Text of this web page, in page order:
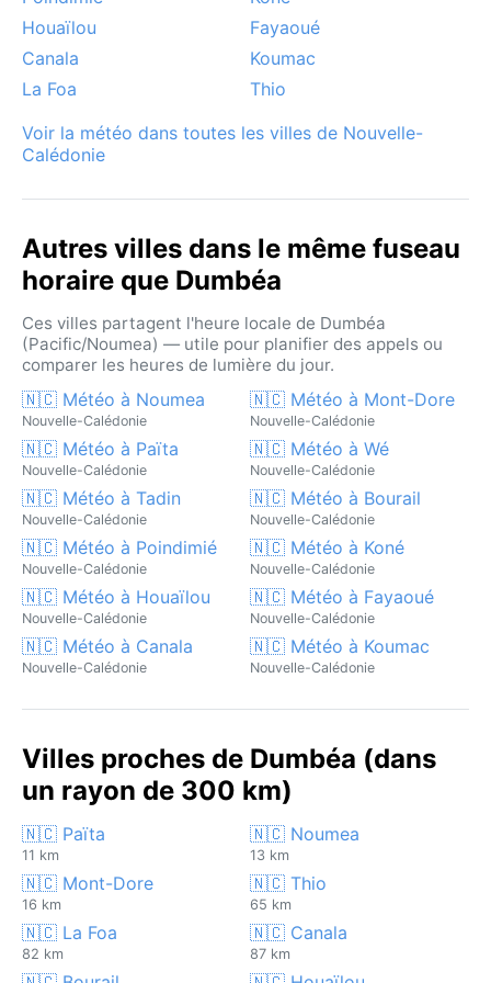
soudains. Hors ces épisodes, le climat reste stable.
Pour les curieux de météo, Dumbéa offre un bel
la caresse des alizés.
Houaïlou
Fayaoué
Canala
Koumac
La Foa
Thio
Voir la météo dans toutes les villes de Nouvelle-
Calédonie
Autres villes dans le même fuseau
horaire que Dumbéa
Ces villes partagent l'heure locale de Dumbéa
(Pacific/Noumea) — utile pour planifier des appels ou
comparer les heures de lumière du jour.
🇳🇨 Météo à Noumea
Nouvelle-Calédonie
🇳🇨 Météo à Mont-Dore
Nouvelle-Calédonie
🇳🇨 Météo à Païta
Nouvelle-Calédonie
🇳🇨 Météo à Wé
Nouvelle-Calédonie
🇳🇨 Météo à Tadin
Nouvelle-Calédonie
🇳🇨 Météo à Bourail
Nouvelle-Calédonie
🇳🇨 Météo à Poindimié
Nouvelle-Calédonie
🇳🇨 Météo à Koné
Nouvelle-Calédonie
🇳🇨 Météo à Houaïlou
Nouvelle-Calédonie
🇳🇨 Météo à Fayaoué
Nouvelle-Calédonie
🇳🇨 Météo à Canala
Nouvelle-Calédonie
🇳🇨 Météo à Koumac
Nouvelle-Calédonie
Villes proches de Dumbéa (dans
un rayon de 300 km)
🇳🇨 Païta
11 km
🇳🇨 Noumea
13 km
🇳🇨 Mont-Dore
16 km
🇳🇨 Thio
65 km
🇳🇨 La Foa
82 km
🇳🇨 Canala
87 km